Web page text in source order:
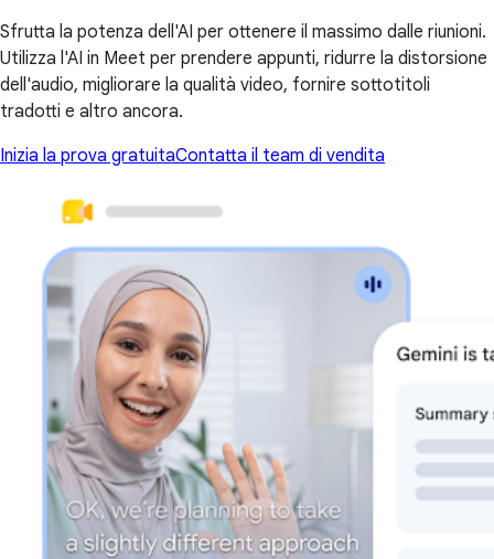
Sfrutta la potenza dell'AI per ottenere il massimo dalle riunioni.
Utilizza l'AI in Meet per prendere appunti, ridurre la distorsione
dell'audio, migliorare la qualità video, fornire sottotitoli
tradotti e altro ancora.
Inizia la prova gratuitaContatta il team di vendita